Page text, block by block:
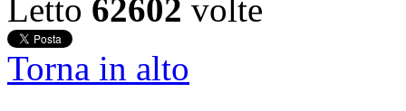
Letto 62602 volte
Torna in alto